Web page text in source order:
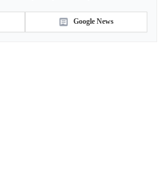
Google News